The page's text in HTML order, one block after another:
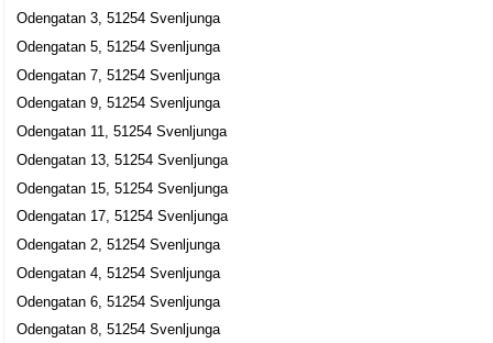
Odengatan 3, 51254 Svenljunga
Odengatan 5, 51254 Svenljunga
Odengatan 7, 51254 Svenljunga
Odengatan 9, 51254 Svenljunga
Odengatan 11, 51254 Svenljunga
Odengatan 13, 51254 Svenljunga
Odengatan 15, 51254 Svenljunga
Odengatan 17, 51254 Svenljunga
Odengatan 2, 51254 Svenljunga
Odengatan 4, 51254 Svenljunga
Odengatan 6, 51254 Svenljunga
Odengatan 8, 51254 Svenljunga